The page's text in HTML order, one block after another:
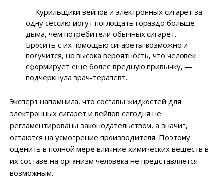
— Курильщики вейпов и электронных сигарет за
одну сессию могут поглощать гораздо больше
дыма, чем потребители обычных сигарет.
Бросить с их помощью сигареты возможно и
получится, но высока вероятность, что человек
сформирует еще более вредную привычку, —
подчеркнула врач-терапевт.
Эксперт напомнила, что составы жидкостей для
электронных сигарет и вейпов сегодня не
регламентированы законодательством, а значит,
остаются на усмотрение производителя. Поэтому
оценить в полной мере влияние химических веществ в
их составе на организм человека не представляется
возможным.